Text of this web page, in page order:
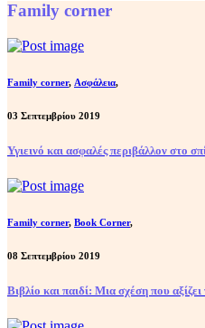
Family corner
Family corner, Ασφάλεια,
03 Σεπτεμβρίου 2019
Υγιεινό και ασφαλές περιβάλλον στο
Family corner, Book Corner,
08 Σεπτεμβρίου 2019
Βιβλίο και παιδί: Μια σχέση που